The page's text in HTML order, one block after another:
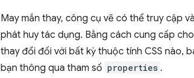
May mắn thay, công cụ vẽ có thể truy cập
phát huy tác dụng. Bằng cách cung cấp
thay đổi đối với bất kỳ thuộc tính CSS nào,
bạn thông qua tham số properties .